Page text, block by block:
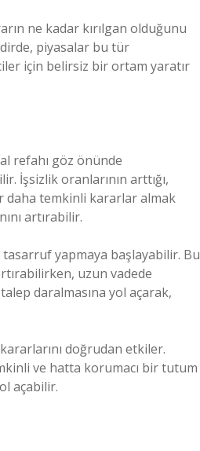
ne kadar kırılgan olduğunu
piyasalar bu tür
için belirsiz bir ortam yaratır
refahı göz önünde
İşsizlik oranlarının arttığı,
daha temkinli kararlar almak
artırabilir.
yapmaya başlayabilir. Bu
uzun vadede
daralmasına yol açarak,
doğrudan etkiler.
ve hatta korumacı bir tutum
açabilir.